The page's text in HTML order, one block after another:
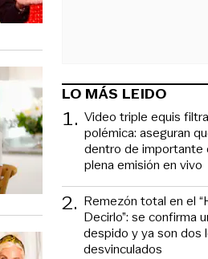
LO MÁS LEIDO
1. Video triple equis
polémica: aseguran
dentro de importante
plena emisión en vivo
2. Remezón total en el
Decirlo”: se confirma
despido y ya son dos
desvinculados